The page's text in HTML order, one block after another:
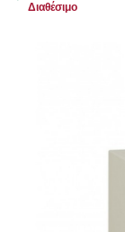
Διαθέσιμο